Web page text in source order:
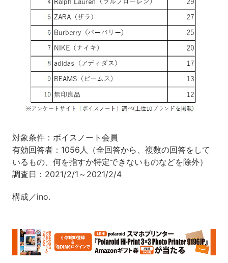
対象条件：ボイスノート会員
有効回答者：1056人（全回答から、複数の回答をして
いるもの、何を指すか特定できないものなどを除外）
調査日：2021/2/1～2021/2/4
構成／ino.